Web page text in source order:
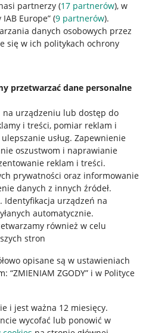
partnerzy (17 partnerów), w
Europe” (9 partnerów).
danych osobowych przez
się w ich politykach ochrony
przetwarzać dane personalne
urządzeniu lub dostęp do
i treści, pomiar reklam i
usług. Zapewnienie
oszustwom i naprawianie
reklam i treści.
prywatności oraz informowanie
danych z innych źródeł.
. Identyfikacja urządzeń na
automatycznie.
również w celu
stron
opisane są w ustawieniach
“ZMIENIAM ZGODY” i w Polityce
i jest ważna 12 miesięcy.
wycofać lub ponowić w
Cyfrowych